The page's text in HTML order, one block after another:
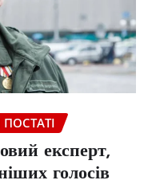
експерт,
голосів